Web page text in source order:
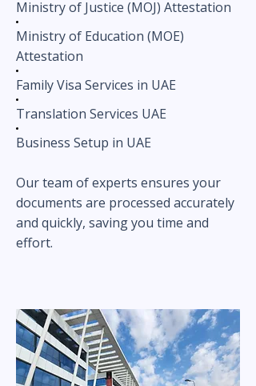
Ministry of Justice (MOJ) Attestation
Ministry of Education (MOE)
Attestation
Family Visa Services in UAE
Translation Services UAE
Business Setup in UAE
Our team of experts ensures your
documents are processed accurately
and quickly, saving you time and
effort.